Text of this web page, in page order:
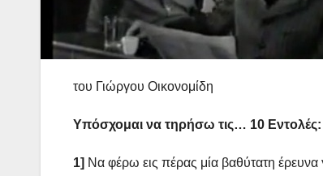
του Γιώργου Οικονομίδη
Υπόσχομαι να τηρήσω τις… 10 Εντολές:
1] Να φέρω εις πέρας μία βαθύτατη